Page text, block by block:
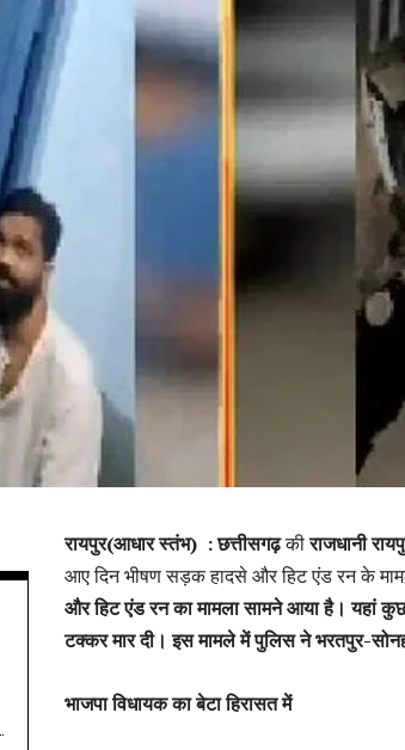
रायपुर(आधार स्तंभ) : छत्तीसगढ़कीराजधानी
आए दिन भीषण सड़क हादसे और हिट एंड रन के
और हिट एंड रन का मामला सामने आया है। यहां
टक्कर मार दी। इस मामले में पुलिस ने भरतपुर-
भाजपा विधायक का बेटा हिरासत में